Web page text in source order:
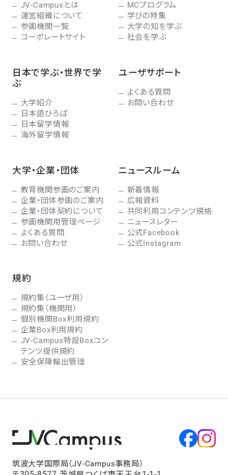
JV-Campusとは
運営組織について
参画機関一覧
コーポレートサイト
MCプログラム
学びの特集
大学の知を学ぶ
社会を学ぶ
日本で学ぶ・世界で学
ぶ
大学紹介
日本語ひろば
日本留学情報
海外留学情報
ユーザサポート
よくある質問
お問い合わせ
大学・企業・団体
教育機関参画のご案内
企業・団体参画のご案内
企業・団体契約について
参画機関用管理ページ
よくある質問
お問い合わせ
ニュースルーム
新着情報
広報資料
共同利用コンテンツ規格
ニュースレター
公式Facebook
公式Instagram
規約
規約集（ユーザ用）
規約集（機関用）
個別機関Box利用規約
企業Box利用規約
JV-Campus特設Boxコン
テンツ提供規約
安全保障輸出管理
筑波大学国際局（JV-Campus事務局）